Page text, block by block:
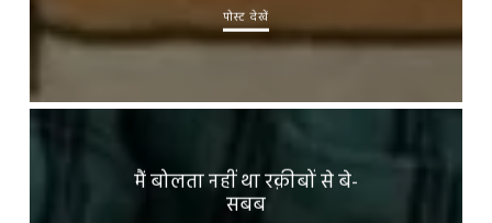
पोस्ट देखें
मैं बोलता नहीं था रक़ीबों से बे-
सबब